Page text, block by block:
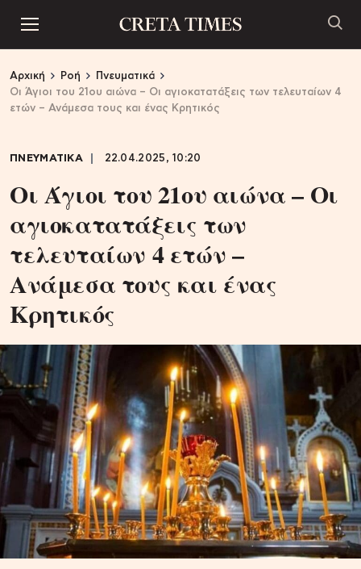
Αρχική Ροή
Πνευματικά
Οι Άγιοι του 21ου αιώνα – Οι αγιοκατατάξεις των τελευταίων 4
ετών – Ανάμεσα τους και ένας Κρητικός
ΠΝΕΥΜΑΤΙΚΑ 22.04.2025, 10:20
Οι Άγιοι του 21ου αιώνα – Οι
αγιοκατατάξεις των
τελευταίων 4 ετών –
Ανάμεσα τους και ένας
Κρητικός